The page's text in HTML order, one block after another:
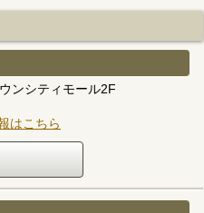
ンシティモール2F
はこちら